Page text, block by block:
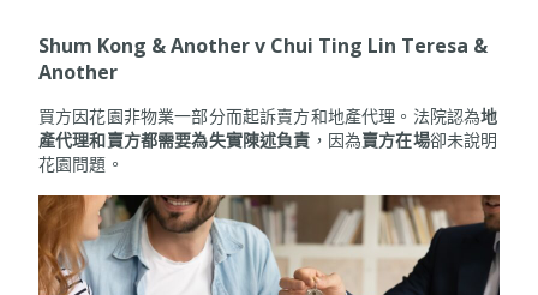
Shum Kong & Another v Chui Ting Lin Teresa &
Another
買方因花園非物業一部分而起訴賣方和地產代理。法院認為地
產代理和賣方都需要為失實陳述負責 ，因為賣方在場卻未說明
花園問題。